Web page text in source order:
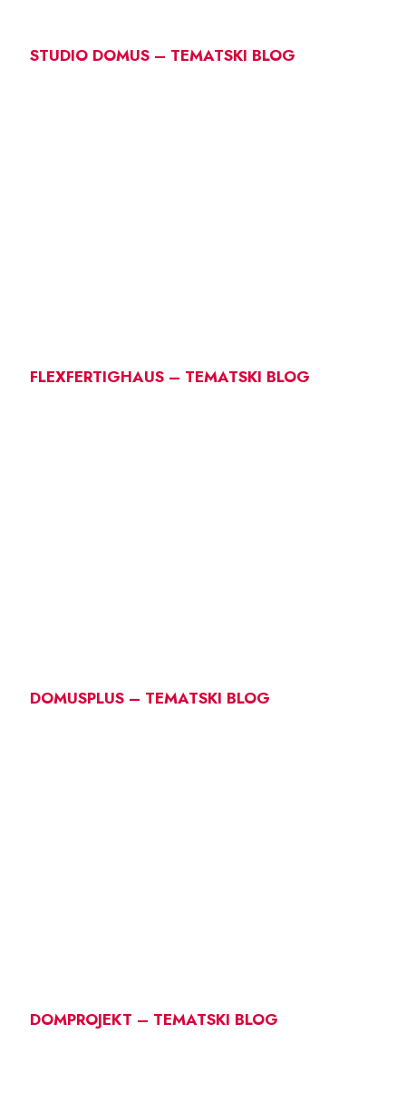
STUDIO DOMUS – TEMATSKI BLOG
FLEXFERTIGHAUS – TEMATSKI BLOG
DOMUSPLUS – TEMATSKI BLOG
DOMPROJEKT – TEMATSKI BLOG